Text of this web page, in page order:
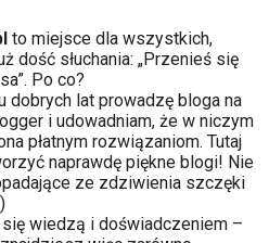
to miejsce dla wszystkich,
dość słuchania: „Przenieś się
Po co?
dobrych lat prowadzę bloga na
i udowadniam, że w niczym
płatnym rozwiązaniom. Tutaj
naprawdę piękne blogi! Nie
ze zdziwienia szczęki
wiedzą i doświadczeniem –